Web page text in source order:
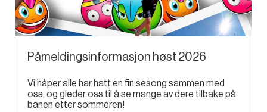
Påmeldingsinformasjon høst 2026
Vi håper alle har hatt en fin sesong sammen med
oss, og gleder oss til å se mange av dere tilbake på
banen etter sommeren!